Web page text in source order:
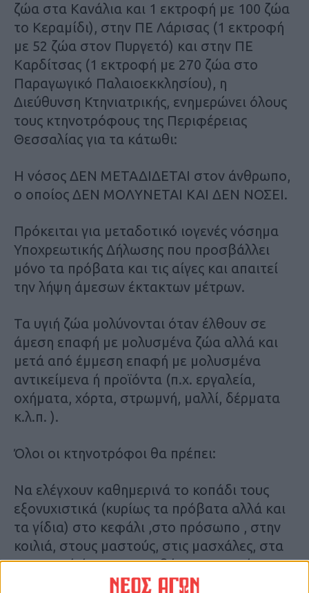
ζώα στα Κανάλια και 1 εκτροφή με 100 ζώα
το Κεραμίδι), στην ΠΕ Λάρισας (1 εκτροφή
με 52 ζώα στον Πυργετό) και στην ΠΕ
Καρδίτσας (1 εκτροφή με 270 ζώα στο
Παραγωγικό Παλαιοεκκλησίου), η
Διεύθυνση Κτηνιατρικής, ενημερώνει όλους
τους κτηνοτρόφους της Περιφέρειας
Θεσσαλίας για τα κάτωθι:
Η νόσος ΔΕΝ ΜΕΤΑΔΙΔΕΤΑΙ στον άνθρωπο,
ο οποίος ΔΕΝ ΜΟΛΥΝΕΤΑΙ ΚΑΙ ΔΕΝ ΝΟΣΕΙ.
Πρόκειται για μεταδοτικό ιογενές νόσημα
Υποχρεωτικής Δήλωσης που προσβάλλει
μόνο τα πρόβατα και τις αίγες και απαιτεί
την λήψη άμεσων έκτακτων μέτρων.
Τα υγιή ζώα μολύνονται όταν έλθουν σε
άμεση επαφή με μολυσμένα ζώα αλλά και
μετά από έμμεση επαφή με μολυσμένα
αντικείμενα ή προϊόντα (π.χ. εργαλεία,
οχήματα, χόρτα, στρωμνή, μαλλί, δέρματα
κ.λ.π. ).
Όλοι οι κτηνοτρόφοι θα πρέπει:
Να ελέγχουν καθημερινά το κοπάδι τους
εξονυχιστικά (κυρίως τα πρόβατα αλλά και
τα γίδια) στο κεφάλι ,στο πρόσωπο , στην
κοιλιά, στους μαστούς, στις μασχάλες, στα
γεννητικά όργανα, στη βάση της ουράς, το
μέσα μέρος των μηρών (μπούτια) και σε